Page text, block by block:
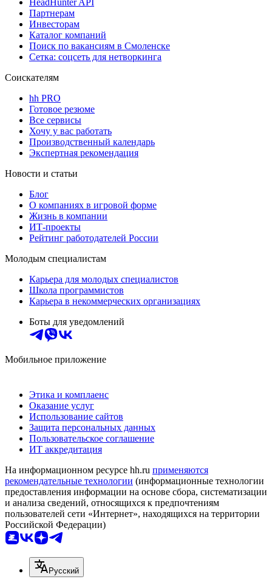
HeadHunter API
Партнерам
Инвесторам
Каталог компаний
Поиск по вакансиям в Смоленске
Сетка: соцсеть для нетворкинга
Соискателям
hh PRO
Готовое резюме
Все сервисы
Хочу у вас работать
Производственный календарь
Экспертная рекомендация
Новости и статьи
Блог
О компаниях в игровой форме
Жизнь в компании
ИТ-проекты
Рейтинг работодателей России
Молодым специалистам
Карьера для молодых специалистов
Школа программистов
Карьера в некоммерческих организациях
Боты для уведомлений
Мобильное приложение
Этика и комплаенс
Оказание услуг
Использование сайтов
Защита персональных данных
Пользовательское соглашение
ИТ аккредитация
На информационном ресурсе hh.ru применяются
рекомендательные технологии (информационные технологии
предоставления информации на основе сбора, систематизации
и анализа сведений, относящихся к предпочтениям
пользователей сети «Интернет», находящихся на территории
Российской Федерации)
Русский